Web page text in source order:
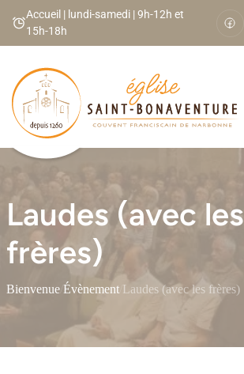
Panneau de gestion des cookies
Accueil | lundi-samedi | 9h-12h et
15h-18h
Laudes (avec les
frères)
Bienvenue Évènement Laudes (avec les frères)